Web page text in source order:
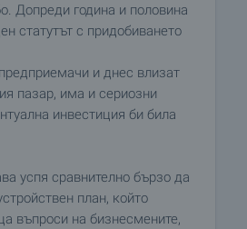
Допреди година и половина
статутът с придобиването
и днес влизат
пазар, има и сериозни
инвестиция би била
успя сравнително бързо да
план, който
въпроси на бизнесмените,